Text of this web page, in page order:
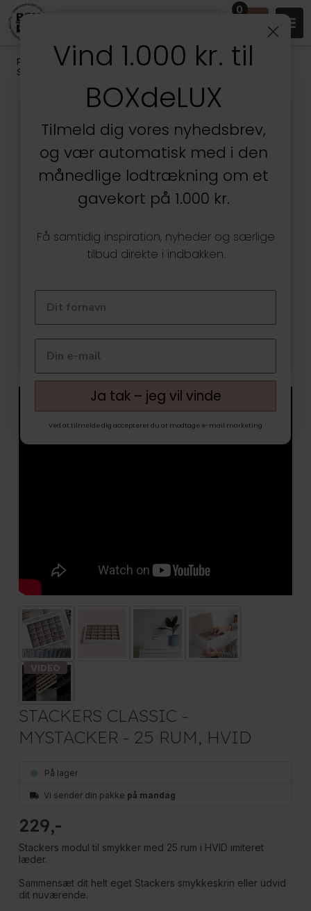
0
Produkter /Badeværelset Badeværelsesopbevaring/
Smykkeopbevaring
STACKERS CLASSIC -
MYSTACKER - 25 RUM, HVID
På lager
Vi sender din pakke på mandag
229
Stackers modul til smykker med 25 rum i HVID imiteret
læder.
Sammensæt dit helt eget Stackers smykkeskrin eller udvid
dit nuværende.
Vind 1.000 kr. til
BOXdeLUX
Tilmeld dig vores nyhedsbrev,
og vær automatisk med i den
månedlige lodtrækning om et
gavekort på 1.000 kr.
Få samtidig inspiration, nyheder og særlige
tilbud direkte i indbakken.
Ja tak – jeg vil vinde
Ved at tilmelde dig accepterer du at modtage e-mail marketing